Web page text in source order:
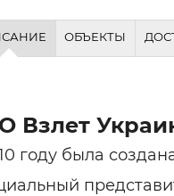
ОБЪЕКТЫ
Взлет
году была